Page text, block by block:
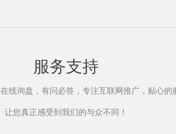
服务支持
线询盘，有问必答，专注互联网推广，贴心的
让您真正感受到我们的与众不同！